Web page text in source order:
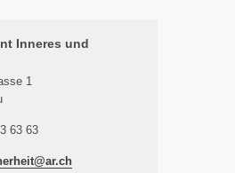
Inneres und
1
63 63
ar.ch